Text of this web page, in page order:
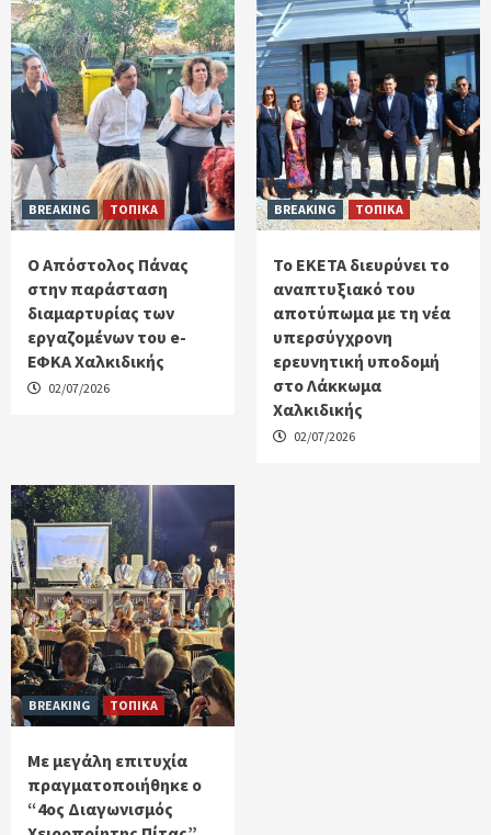
BREAKING ΤΟΠΙΚΑ
Ο Απόστολος Πάνας
στην παράσταση
διαμαρτυρίας των
εργαζομένων του e-
ΕΦΚΑ Χαλκιδικής
02/07/2026
BREAKING ΤΟΠΙΚΑ
Το ΕΚΕΤΑ διευρύνει το
αναπτυξιακό του
αποτύπωμα με τη νέα
υπερσύγχρονη
ερευνητική υποδομή
στο Λάκκωμα
Χαλκιδικής
02/07/2026
BREAKING ΤΟΠΙΚΑ
Με μεγάλη επιτυχία
πραγματοποιήθηκε ο
“4ος Διαγωνισμός